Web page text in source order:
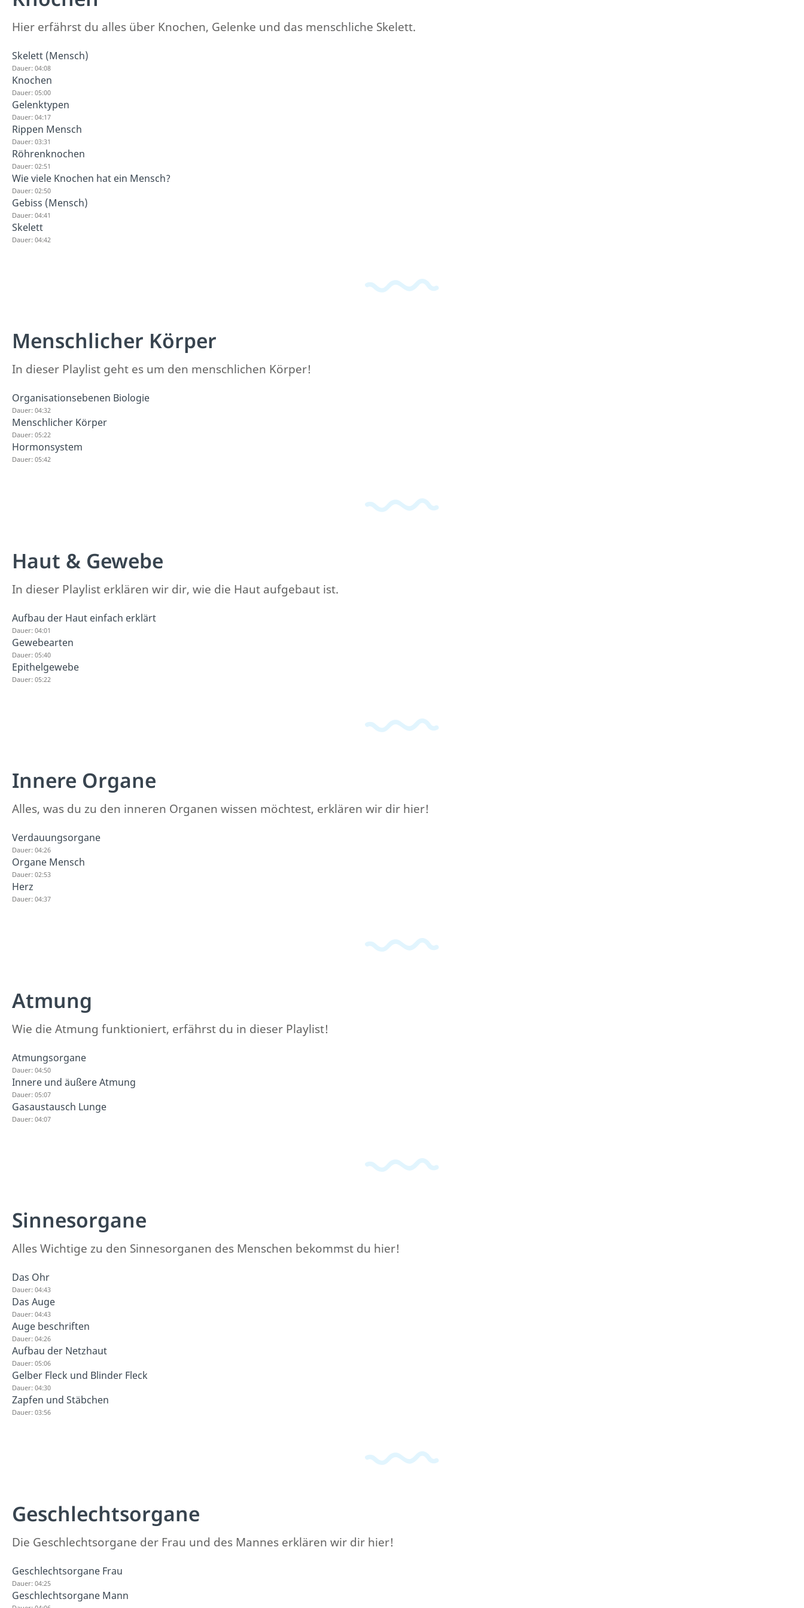
Hier erfährst du alles über Knochen, Gelenke und das menschliche Skelett.
Skelett (Mensch)
Dauer: 04:08
Knochen
Dauer: 05:00
Gelenktypen
Dauer: 04:17
Rippen Mensch
Dauer: 03:31
Röhrenknochen
Dauer: 02:51
Wie viele Knochen hat ein Mensch?
Dauer: 02:50
Gebiss (Mensch)
Dauer: 04:41
Skelett
Dauer: 04:42
Menschlicher Körper
In dieser Playlist geht es um den menschlichen Körper!
Organisationsebenen Biologie
Dauer: 04:32
Menschlicher Körper
Dauer: 05:22
Hormonsystem
Dauer: 05:42
Haut & Gewebe
In dieser Playlist erklären wir dir, wie die Haut aufgebaut ist.
Aufbau der Haut einfach erklärt
Dauer: 04:01
Gewebearten
Dauer: 05:40
Epithelgewebe
Dauer: 05:22
Innere Organe
Alles, was du zu den inneren Organen wissen möchtest, erklären wir dir hier!
Verdauungsorgane
Dauer: 04:26
Organe Mensch
Dauer: 02:53
Herz
Dauer: 04:37
Atmung
Wie die Atmung funktioniert, erfährst du in dieser Playlist!
Atmungsorgane
Dauer: 04:50
Innere und äußere Atmung
Dauer: 05:07
Gasaustausch Lunge
Dauer: 04:07
Sinnesorgane
Alles Wichtige zu den Sinnesorganen des Menschen bekommst du hier!
Das Ohr
Dauer: 04:43
Das Auge
Dauer: 04:43
Auge beschriften
Dauer: 04:26
Aufbau der Netzhaut
Dauer: 05:06
Gelber Fleck und Blinder Fleck
Dauer: 04:30
Zapfen und Stäbchen
Dauer: 03:56
Geschlechtsorgane
Die Geschlechtsorgane der Frau und des Mannes erklären wir dir hier!
Geschlechtsorgane Frau
Dauer: 04:25
Geschlechtsorgane Mann